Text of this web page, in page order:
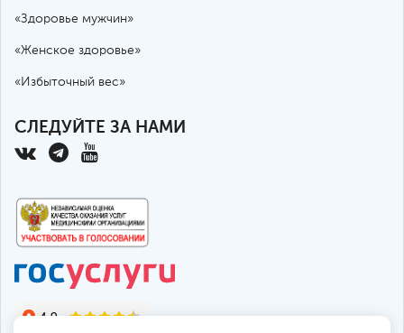
«Здоровье мужчин»
«Женское здоровье»
«Избыточный вес»
СЛЕДУЙТЕ ЗА НАМИ